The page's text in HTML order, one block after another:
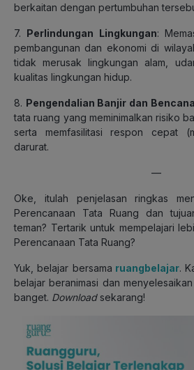
berkaitan dengan pertumbuhan
7. Perlindungan Lingkungan:
pembangunan dan ekonomi di
tidak merusak lingkungan alam,
kualitas lingkungan hidup.
8. Pengendalian Banjir dan
tata ruang yang meminimalkan risiko
serta memfasilitasi respon cepat
darurat.
—
Oke, itulah penjelasan ringkas
Perencanaan Tata Ruang dan
teman? Tertarik untuk mempelajari
Perencanaan Tata Ruang?
Yuk, belajar bersama ruangbelajar.
belajar beranimasi dan
banget. Downloadsekarang!